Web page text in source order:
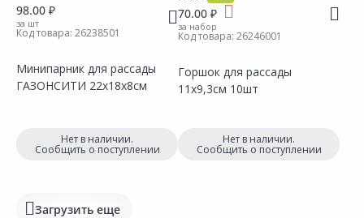
98.00 ₽
за шт
Код товара: 26238501
Минипарник для рассады
ГАЗОНСИТИ 22х18х8см
Нет в наличии.
Сообщить о поступлении
70.00 ₽
за набор
Код товара: 26246001
Горшок для рассады
11х9,3см 10шт
Нет в наличии.
Сообщить о поступлении
Загрузить еще